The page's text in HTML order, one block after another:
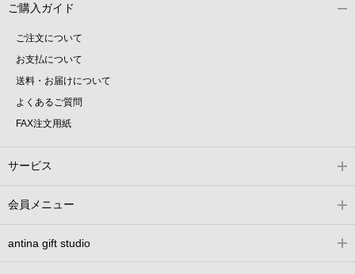
ご購入ガイド
ご注文について
お支払について
送料・お届けについて
よくあるご質問
FAX注文用紙
サービス
会員メニュー
antina gift studio